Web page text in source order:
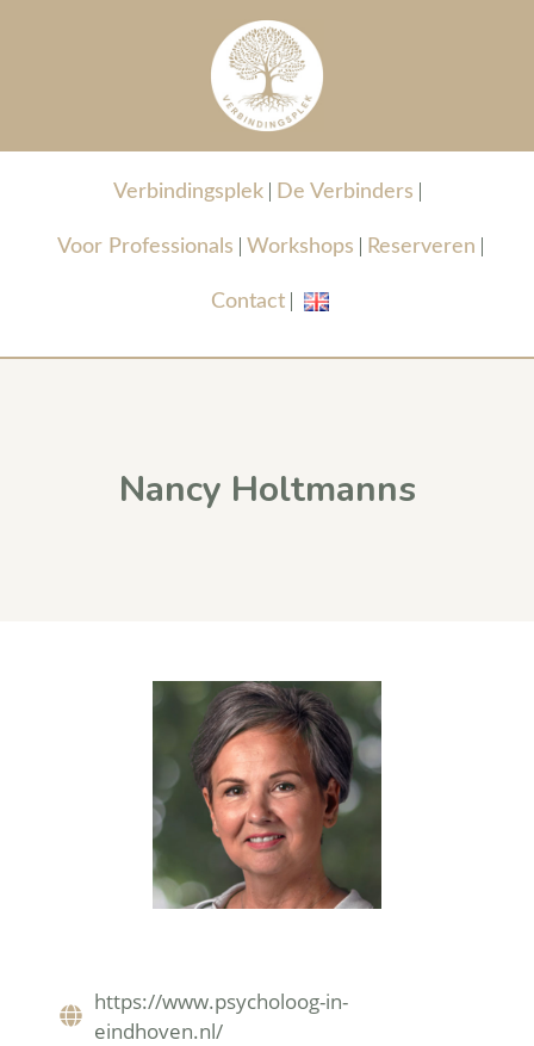
Verbindingsplek De Verbinders
Voor Professionals Workshops Reserveren
Contact
Nancy Holtmanns
https://www.psycholoog-in-
eindhoven.nl/